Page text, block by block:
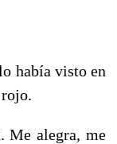
había visto en
Me alegra, me